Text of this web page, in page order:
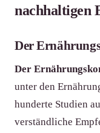
nachhaltigen
Der
Der
unter den
hunderte Studien
verständliche